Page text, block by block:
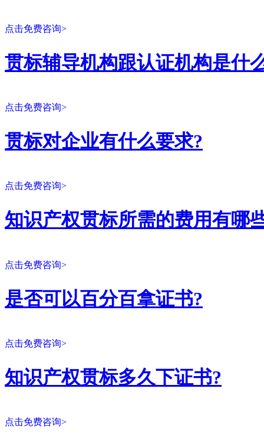
点击免费咨询>
贯标辅导机构跟认证机构是什
点击免费咨询>
贯标对企业有什么要求?
点击免费咨询>
知识产权贯标所需的费用有哪
点击免费咨询>
是否可以百分百拿证书?
点击免费咨询>
知识产权贯标多久下证书?
点击免费咨询>